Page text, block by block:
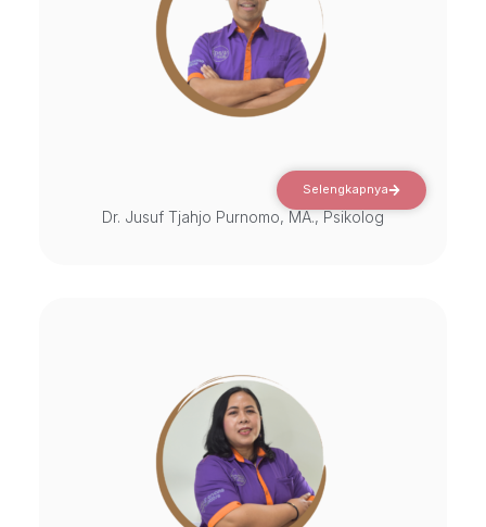
Selengkapnya
Dr. Jusuf Tjahjo Purnomo, MA., Psikolog